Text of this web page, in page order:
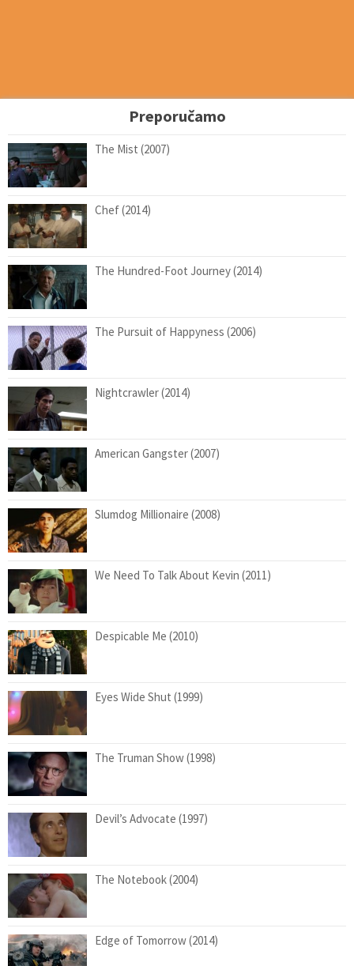
Preporučamo
The Mist (2007)
Chef (2014)
The Hundred-Foot Journey (2014)
The Pursuit of Happyness (2006)
Nightcrawler (2014)
American Gangster (2007)
Slumdog Millionaire (2008)
We Need To Talk About Kevin (2011)
Despicable Me (2010)
Eyes Wide Shut (1999)
The Truman Show (1998)
Devil’s Advocate (1997)
The Notebook (2004)
Edge of Tomorrow (2014)